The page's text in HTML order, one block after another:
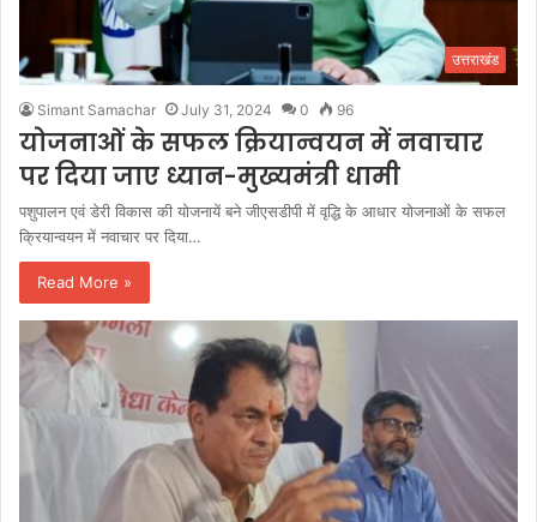
उत्तराखंड
Simant Samachar July 31, 2024 0 96
योजनाओं के सफल क्रियान्वयन में नवाचार
पर दिया जाए ध्यान-मुख्यमंत्री धामी
पशुपालन एवं डेरी विकास की योजनायें बने जीएसडीपी में वृद्धि के आधार योजनाओं के सफल
क्रियान्वयन में नवाचार पर दिया…
Read More »